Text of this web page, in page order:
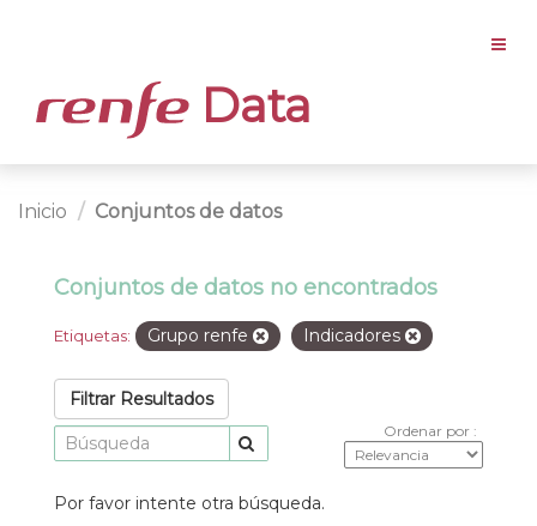
Data
Inicio Conjuntos de datos
Conjuntos de datos no encontrados
Etiquetas: Grupo renfe Indicadores
Filtrar Resultados
Ordenar por
Por favor intente otra búsqueda.